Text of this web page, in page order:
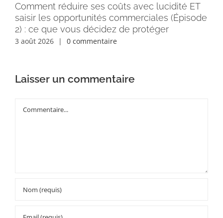
Comment réduire ses coûts avec lucidité ET
saisir les opportunités commerciales (Épisode
2) : ce que vous décidez de protéger
3 août 2026 | 0 commentaire
Laisser un commentaire
Commentaire